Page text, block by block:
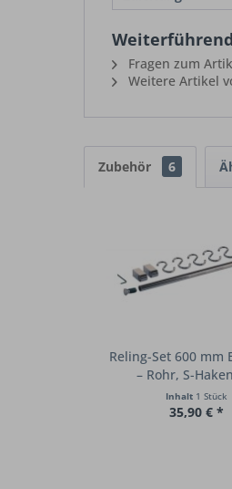
Fragen zum
Weitere Artikel
Zubehör 6
Reling-Set 600 mm
– Rohr, S-
Inhalt 1 Stück
35,90 € *